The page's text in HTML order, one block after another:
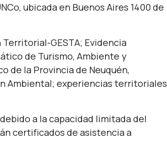
ubicada en Buenos Aires 1400 de
GESTA; Evidencia
de Turismo, Ambiente y
de la Provincia de Neuquén,
Ambiental; experiencias territoriales
a la capacidad limitada del
certificados de asistencia a